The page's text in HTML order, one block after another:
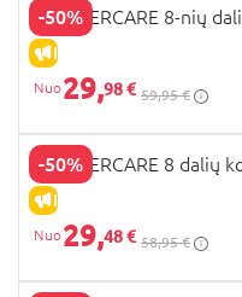
-50%
IŠPARDAVIMAS
MOTHERCARE 8-nių
29,98 € 59,95 €
-50%
IŠPARDAVIMAS
MOTHERCARE 8 dalių
29,48 € 58,95 €